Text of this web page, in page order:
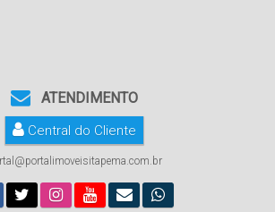
ATENDIMENTO
Central do Cliente